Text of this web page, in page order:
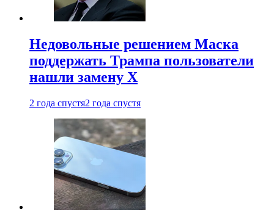
Недовольные решением Маска
поддержать Трампа пользователи
нашли замену X
2 года спустя2 года спустя